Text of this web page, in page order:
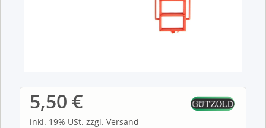
5,50 €
inkl. 19% USt. zzgl. Versand